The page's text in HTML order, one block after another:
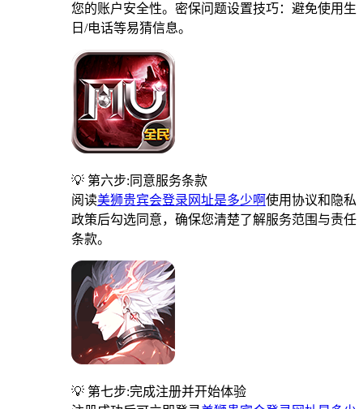
您的账户安全性。密保问题设置技巧：避免使用生
日/电话等易猜信息。
💡 第六步:同意服务条款
阅读美狮贵宾会登录网址是多少啊使用协议和隐私
政策后勾选同意，确保您清楚了解服务范围与责任
条款。
💡 第七步:完成注册并开始体验